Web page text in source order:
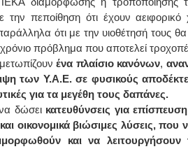
την πεποίθηση ότι έχουν
ότι με την υιοθέτησή τους
πρόβλημα που αποτελεί
ένα πλαίσιο κανόνων,
των Υ.Α.Ε. σε φυσικούς
για τα μεγέθη τους δαπάνες.
δώσει κατευθύνσεις για
οικονομικά βιώσιμες λύσεις, που
και να λειτουργήσουν